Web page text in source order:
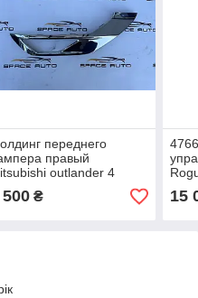
переднего
правый
outlander 4
2024 год б/у
без дефектов в
₴ 15